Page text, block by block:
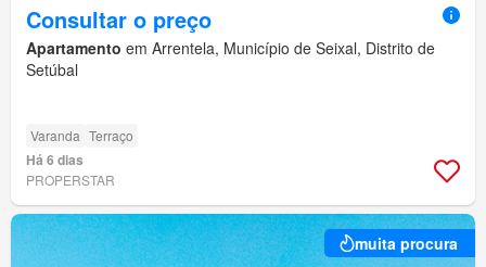
Consultar o preço
Apartamento em Arrentela, Município de Seixal, Distrito de
Setúbal
Varanda Terraço
Há 6 dias
PROPERSTAR
muita procura